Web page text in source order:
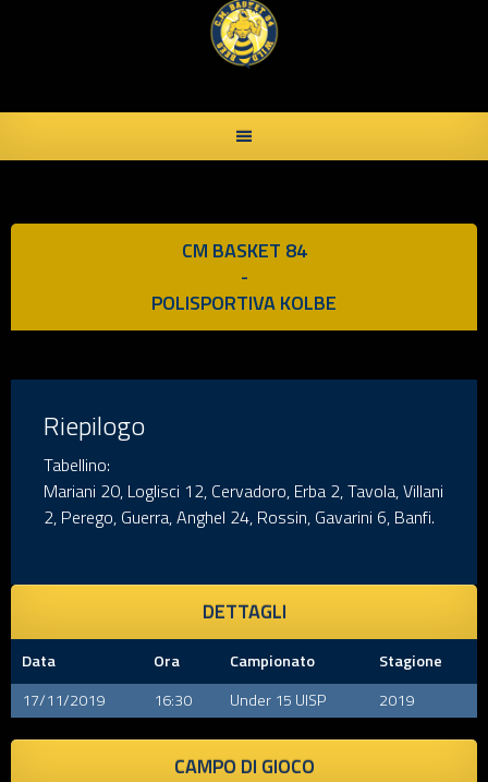
CM BASKET 84
-
POLISPORTIVA KOLBE
Riepilogo
Tabellino:
Mariani 20, Loglisci 12, Cervadoro, Erba 2, Tavola, Villani
2, Perego, Guerra, Anghel 24, Rossin, Gavarini 6, Banfi.
DETTAGLI
Data Ora Campionato
Stagione
17/11/2019
16:30 Under 15 UISP 2019
CAMPO DI GIOCO